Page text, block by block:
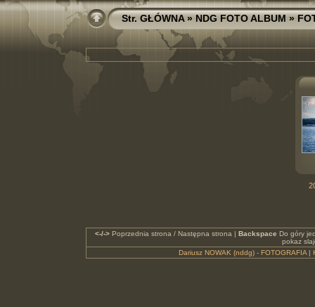
Str. GŁÓWNA»NDG FOTO ALBUM»
<-/->Poprzednia strona / Następna strona | Backspace Do góry
pokaz
Dariusz NOWAK (nddg) - FOTOGRAFIA |